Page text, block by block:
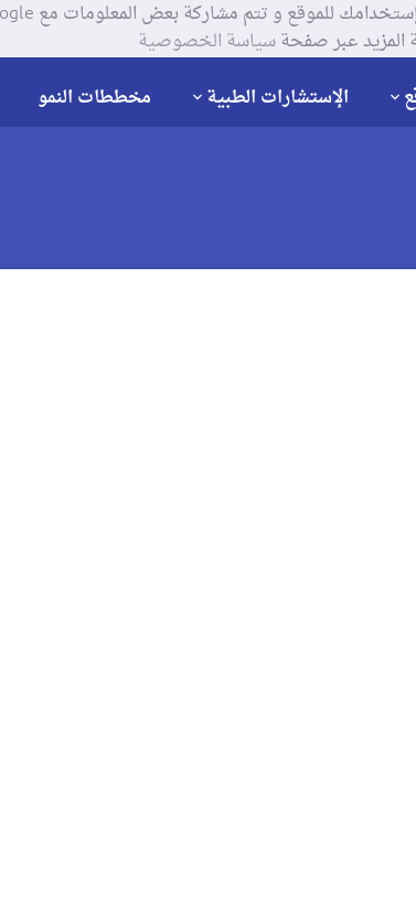
عبر صفحةسياسة الخصوصية
الإستشارات الطبية مخططات النمو